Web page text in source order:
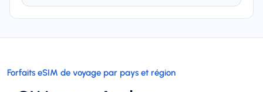
Forfaits eSIM de voyage par pays et région